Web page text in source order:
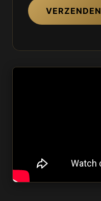
VERZENDEN